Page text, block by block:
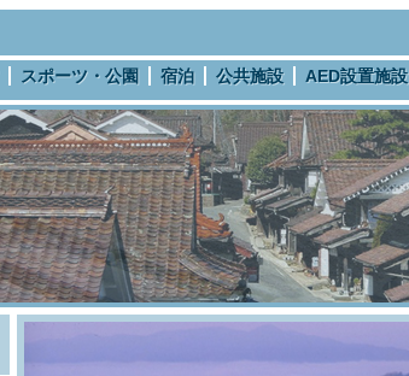
スポーツ・公園 宿泊 公共施設 AED設置施設